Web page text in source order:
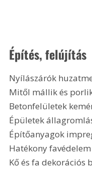
Építés, felújítás
Nyílászárók
Mitől mállik és
Betonfelületek
Épületek
Építőanyagok
Hatékony favédelem
Kő és fa dekorációs